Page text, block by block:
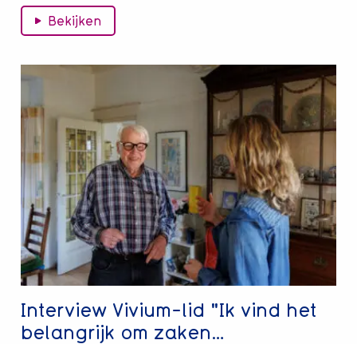
Bekijken
Interview Vivium-lid "Ik vind het
belangrijk om zaken…
Lees
over
Interview
Vivium-
lid
vind
het
belangrijk
om
zaken…